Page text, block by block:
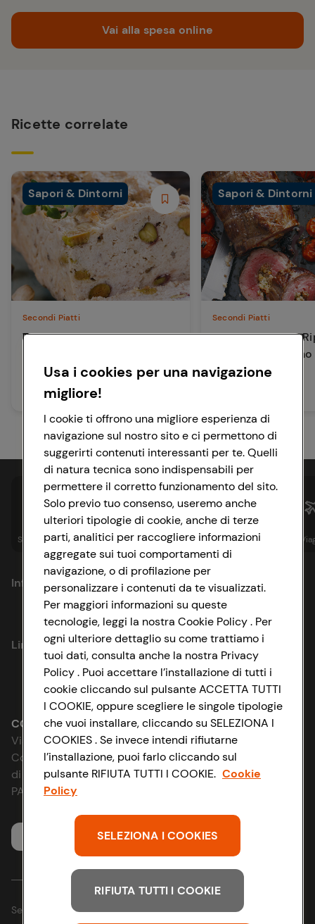
Vai alla spesa online
Ricette correlate
Sapori & Dintorni
Secondi Piatti
Terrina di Pollo al Pistacchio
oltre 90 min Alta
Sapori & Dintorni
Secondi Piatti
Rotolo di Manzo
Pomodori al Forno
Spesa online Assicurazioni Sapori& Istituzionale
Informazioni
Privacy Policy
Cookie Policy
Impostazioni Cookie
Accessibilità
D&I e Parità di Genere
Strategia Fiscale
Link utili
Lavora con noi
Le cooperative
News & Approfondimenti
Richiami prodotto
Whistleblowing
CONAD SOCIETÀ COOPERATIVA
Via Michelino, 59 | 40127 BOLOGNA
Codice Fiscale e Registro Imprese
di Bologna 00865960157
PARTITA IVA 03320960374
Servizio clienti
Seguici sui Social:
Usa i cookies per una navigazione
migliore!
I cookie ti offrono una migliore esperienza di
navigazione sul nostro sito e ci permettono di
suggerirti contenuti interessanti per te. Quelli
di natura tecnica sono indispensabili per
permettere il corretto funzionamento del sito.
Solo previo tuo consenso, useremo anche
ulteriori tipologie di cookie, anche di terze
parti, analitici per raccogliere informazioni
aggregate sui tuoi comportamenti di
navigazione, o di profilazione per
personalizzare i contenuti da te visualizzati.
Per maggiori informazioni su queste
tecnologie, leggi la nostra Cookie Policy . Per
ogni ulteriore dettaglio su come trattiamo i
tuoi dati, consulta anche la nostra Privacy
Policy . Puoi accettare l’installazione di tutti i
cookie cliccando sul pulsante ACCETTA TUTTI
I COOKIE, oppure scegliere le singole tipologie
che vuoi installare, cliccando su SELEZIONA I
COOKIES . Se invece intendi rifiutarne
l’installazione, puoi farlo cliccando sul
pulsante RIFIUTA TUTTI I COOKIE. Cookie
Policy
SELEZIONA I COOKIES
RIFIUTA TUTTI I COOKIE